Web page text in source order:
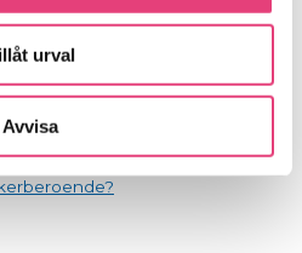
urval
Avvisa
lång tid tar det egentligen?
matberoende om jag använder
och påverka framtiden!